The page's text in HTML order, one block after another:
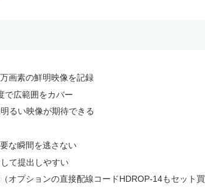
画素の鮮明映像を記録
で広範囲をカバー
るい映像が期待できる
な瞬間を逃さない
て提出しやすい
オプションの直接配線コードHDROP-14もセット買